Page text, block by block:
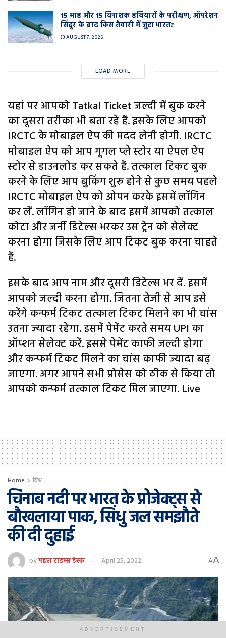
15 माह और 15 विनाशक हथियारों के परीक्षण, ऑपरेशन
सिंदूर के बाद किस तैयारी में जुटा भारत?
AUGUST 7, 2026
LOAD MORE
यहां पर आपको Tatkal Ticket जल्दी में बुक करने
का दूसरा तरीका भी बता रहे हैं. इसके लिए आपको
IRCTC के मोबाइल ऐप की मदद लेनी होगी. IRCTC
मोबाइल ऐप को आप गूगल प्ले स्टोर या ऐपल ऐप
स्टोर से डाउनलोड कर सकते हैं. तत्काल टिकट बुक
करने के लिए आप बुकिंग शुरू होने से कुछ समय पहले
IRCTC मोबाइल ऐप को ओपन करके इसमें लॉगिन
कर लें. लॉगिन हो जाने के बाद इसमें आपको तत्काल
कोटा और जर्नी डिटेल्स भरकर उस ट्रेन को सेलेक्ट
करना होगा जिसके लिए आप टिकट बुक करना चाहते
हैं.
इसके बाद आप नाम और दूसरी डिटेल्स भर दें. इसमें
आपको जल्दी करना होगा. जितना तेजी से आप इसे
करेंगे कन्फर्म टिकट तत्काल टिकट मिलने का भी चांस
उतना ज्यादा रहेगा. इसमें पेमेंट करते समय UPI का
ऑप्शन सेलेक्ट करें. इससे पेमेंट काफी जल्दी होगा
और कन्फर्म टिकट मिलने का चांस काफी ज्यादा बढ़
जाएगा. अगर आपने सभी प्रोसेस को ठीक से किया तो
आपको कन्फर्म तत्काल टिकट मिल जाएगा. Live
Home विश्व
चिनाब नदी पर भारत के प्रोजेक्ट्स से
बौखलाया पाक, सिंधु जल समझौते
की दी दुहाई
byपहल टाइम्स डेस्क April 25, 2022 AA
ADVERTISEMENT